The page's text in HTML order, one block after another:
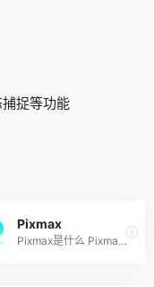
捉等功能
Pixmax
Pixmax是什么 Pixmax 是专为A...